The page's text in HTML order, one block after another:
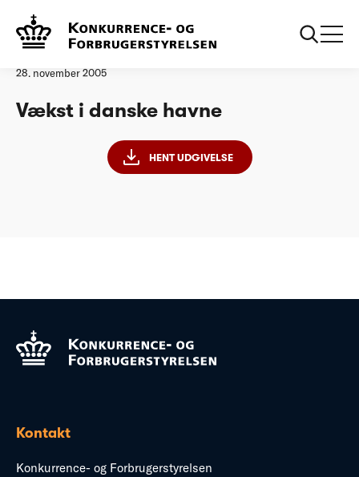
Forside
28. november 2005
Vækst i danske havne
HENT UDGIVELSE
Kontakt
Konkurrence- og Forbrugerstyrelsen